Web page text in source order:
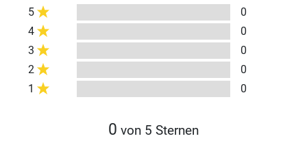
5
0
4
0
3
0
2
0
1
0
0 von 5 Sternen